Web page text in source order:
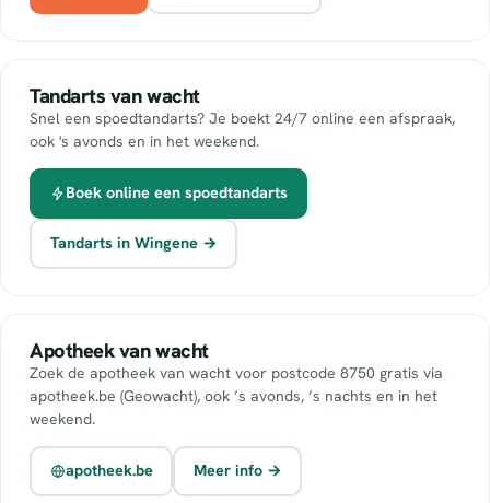
Tandarts van wacht
Snel een spoedtandarts? Je boekt 24/7 online een afspraak,
ook 's avonds en in het weekend.
Boek online een spoedtandarts
Tandarts in Wingene →
Apotheek van wacht
Zoek de apotheek van wacht voor postcode 8750 gratis via
apotheek.be (Geowacht), ook ’s avonds, ’s nachts en in het
weekend.
apotheek.be Meer info →